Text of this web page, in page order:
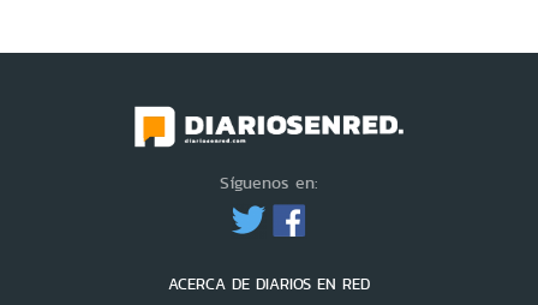
Síguenos en:
ACERCA DE DIARIOS EN RED